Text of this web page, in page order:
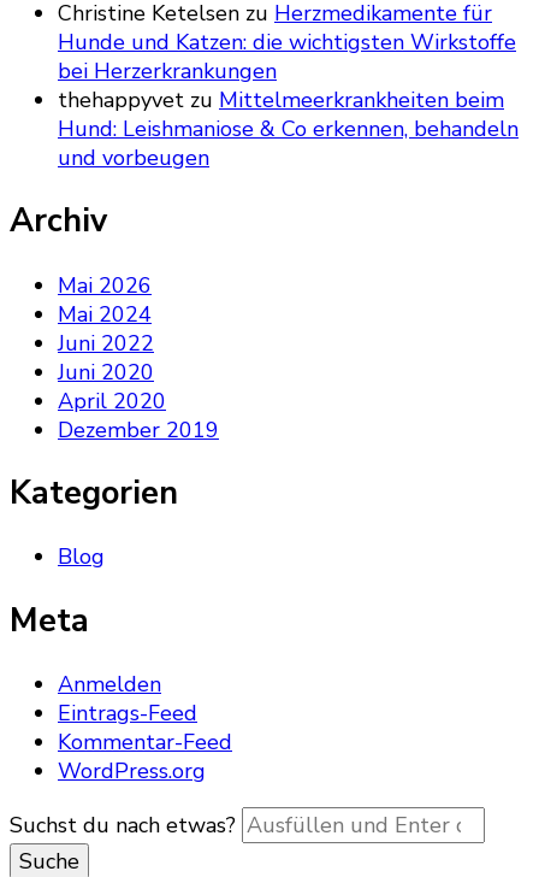
Christine Ketelsen zu Herzmedikamente für
Hunde und Katzen: die wichtigsten Wirkstoffe
bei Herzerkrankungen
thehappyvet zu Mittelmeerkrankheiten beim
Hund: Leishmaniose & Co erkennen, behandeln
und vorbeugen
Archiv
Mai 2026
Mai 2024
Juni 2022
Juni 2020
April 2020
Dezember 2019
Kategorien
Blog
Meta
Anmelden
Eintrags-Feed
Kommentar-Feed
WordPress.org
Suchst du nach etwas?